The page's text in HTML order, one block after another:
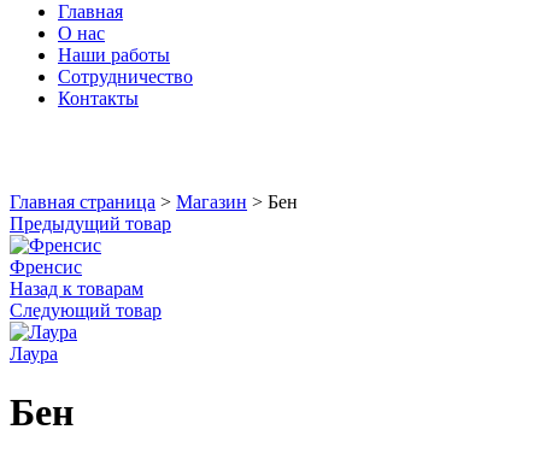
Главная
О нас
Наши работы
Сотрудничество
Контакты
Главная страница > Магазин > Бен
Предыдущий товар
Френсис
Назад к товарам
Следующий товар
Лаура
Бен